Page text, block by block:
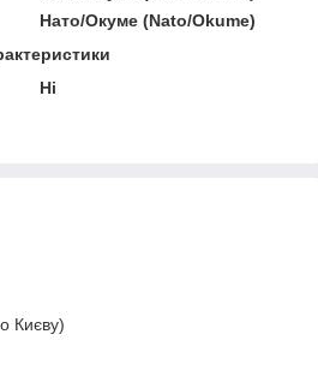
Нато/Окуме (Nato/Okume)
Ні
Києву)